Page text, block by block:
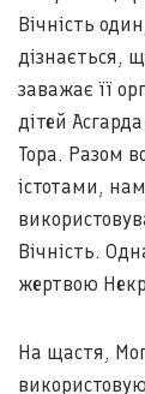
Вічність
дізнається,
заважає її
дітей
Тора. Разом
істотами,
Вічність.
жертвою
На щастя,